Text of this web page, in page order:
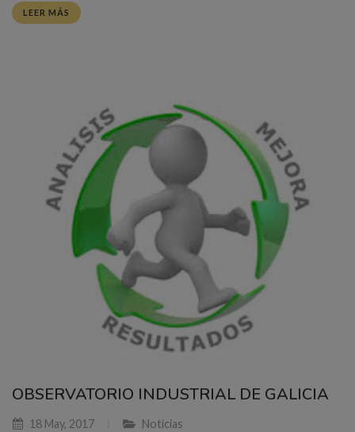
LEER MÁS
OBSERVATORIO INDUSTRIAL DE GALICIA
18 May, 2017 Noticias